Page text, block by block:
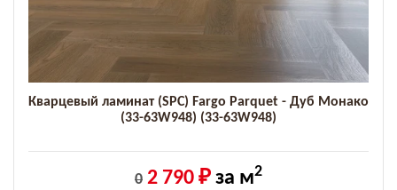
Кварцевый ламинат (SPC) Fargo Parquet - Дуб Монако
(33-63W948) (33-63W948)
0 2 790 ₽ за м2